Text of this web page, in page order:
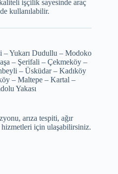
işçilik sayesinde araç
kullanılabilir.
– Yukarı Dudullu – Modoko
– Şerifali – Çekmeköy –
– Üsküdar – Kadıköy
– Maltepe – Kartal –
Yakası
arıza tespiti, ağır
hizmetleri için ulaşabilirsiniz.